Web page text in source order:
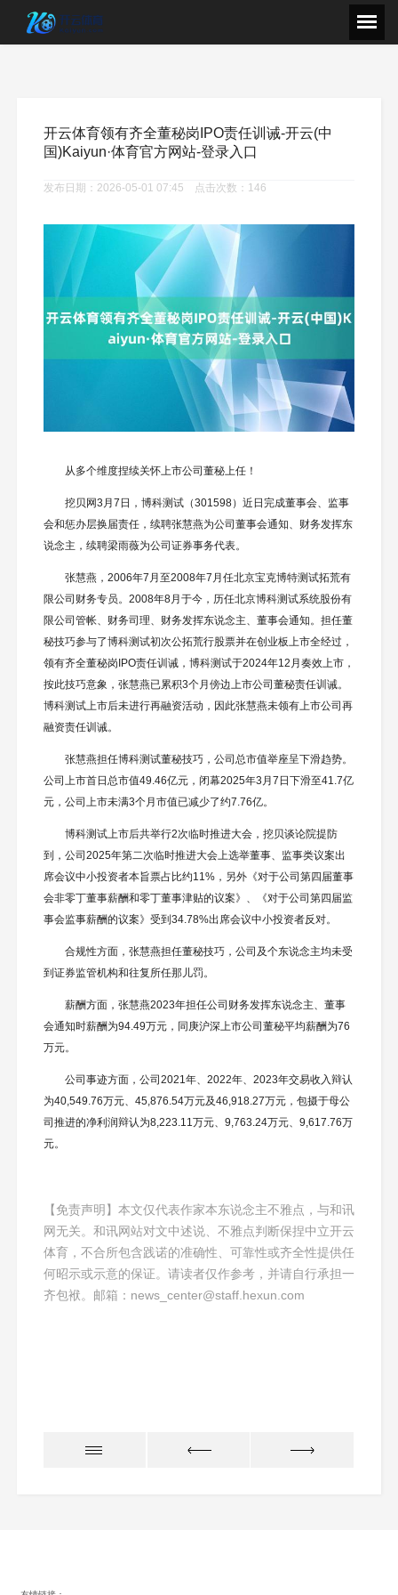
开云体育领有齐全董秘岗IPO责任训诫-开云(中
国)Kaiyun·体育官方网站-登录入口
发布日期：2026-05-01 07:45 点击次数：146
从多个维度捏续关怀上市公司董秘上任！
挖贝网3月7日，博科测试（301598）近日完成董事会、监事
会和惩办层换届责任，续聘张慧燕为公司董事会通知、财务发挥东
说念主，续聘梁雨薇为公司证券事务代表。
张慧燕，2006年7月至2008年7月任北京宝克博特测试拓荒有
限公司财务专员。2008年8月于今，历任北京博科测试系统股份有
限公司管帐、财务司理、财务发挥东说念主、董事会通知。担任董
秘技巧参与了博科测试初次公拓荒行股票并在创业板上市全经过，
领有齐全董秘岗IPO责任训诫，博科测试于2024年12月奏效上市，
按此技巧意象，张慧燕已累积3个月傍边上市公司董秘责任训诫。
博科测试上市后未进行再融资活动，因此张慧燕未领有上市公司再
融资责任训诫。
张慧燕担任博科测试董秘技巧，公司总市值举座呈下滑趋势。
公司上市首日总市值49.46亿元，闭幕2025年3月7日下滑至41.7亿
元，公司上市未满3个月市值已减少了约7.76亿。
博科测试上市后共举行2次临时推进大会，挖贝谈论院提防
到，公司2025年第二次临时推进大会上选举董事、监事类议案出
席会议中小投资者本旨票占比约11%，另外《对于公司第四届董事
会非零丁董事薪酬和零丁董事津贴的议案》、《对于公司第四届监
事会监事薪酬的议案》受到34.78%出席会议中小投资者反对。
合规性方面，张慧燕担任董秘技巧，公司及个东说念主均未受
到证券监管机构和往复所任那儿罚。
薪酬方面，张慧燕2023年担任公司财务发挥东说念主、董事
会通知时薪酬为94.49万元，同庚沪深上市公司董秘平均薪酬为76
万元。
公司事迹方面，公司2021年、2022年、2023年交易收入辩认
为40,549.76万元、45,876.54万元及46,918.27万元，包摄于母公
司推进的净利润辩认为8,223.11万元、9,763.24万元、9,617.76万
元。
【免责声明】本文仅代表作家本东说念主不雅点，与和讯
网无关。和讯网站对文中述说、不雅点判断保捏中立开云
体育，不合所包含践诺的准确性、可靠性或齐全性提供任
何昭示或示意的保证。请读者仅作参考，并请自行承担一
齐包袱。邮箱：news_center@staff.hexun.com